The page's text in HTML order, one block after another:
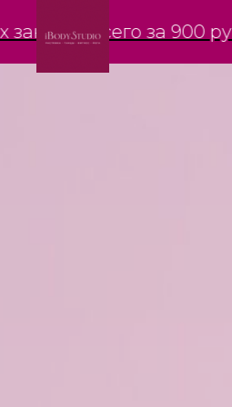
всего за 900 рублей